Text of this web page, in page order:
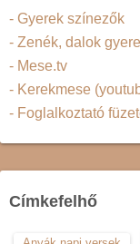
- Gyerek színezők
- Zenék, dalok
- Mese.tv
- Kerekmese
- Foglalkoztató
Címkefelhő